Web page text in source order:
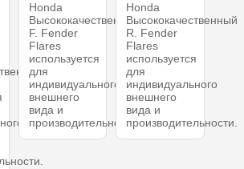
Honda
Высококачественный
F. Fender
Flares
используется
для
индивидуального
внешнего
вида и
производительности.
Honda
Высококачественный
R. Fender
Flares
используется
для
индивидуального
внешнего
вида и
производительности.